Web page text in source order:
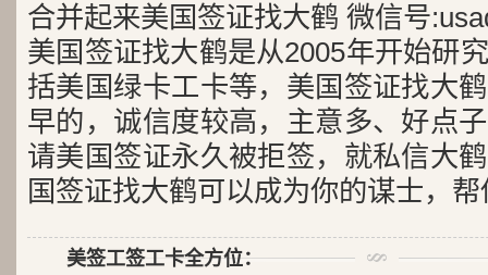
合并起来美国签证找大鹤 微信号
美国签证找大鹤是从2005年开始研
括美国绿卡工卡等，美国签证找大
早的，诚信度较高，主意多、好点
请美国签证永久被拒签，就私信大
国签证找大鹤可以成为你的谋士，
美签工签工卡全方位：